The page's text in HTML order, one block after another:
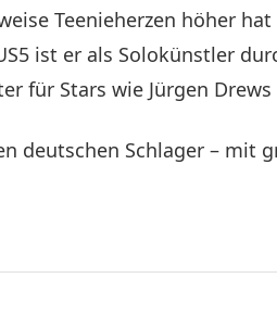
Teenieherzen höher
ist er als Solokünstler
für Stars wie Jürgen
deutschen Schlager – mit